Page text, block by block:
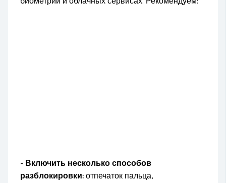
- Включить несколько способов
разблокировки: отпечаток пальца,